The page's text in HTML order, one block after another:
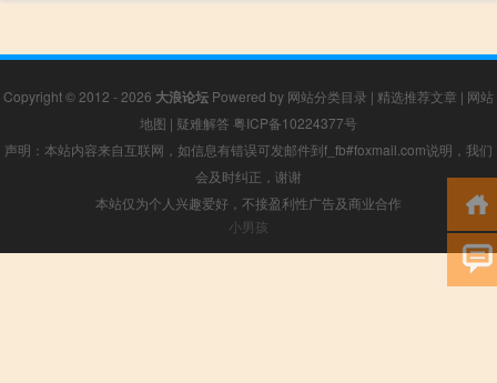
Copyright © 2012 - 2026 大浪论坛 Powered by 网站分类目录 | 精选推荐文章 | 网站
地图 | 疑难解答 粤ICP备10224377号
声明：本站内容来自互联网，如信息有错误可发邮件到f_fb#foxmail.com说明，我们
会及时纠正，谢谢
本站仅为个人兴趣爱好，不接盈利性广告及商业合作
小男孩